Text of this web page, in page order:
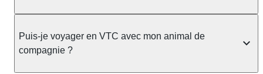
bagage
Le prix de la course ne change pas selon le
nombre de bagages. Si vous avez des bagages
réservation préalable et propose un prix fixe connu
à l'avance, sans mauvaise surprise ni frais cachés.
Chez Allocab, tous les chauffeurs sont des
prix de votre course est calculé et affiché avant la
validation de la réservation, puis fixé définitivement.
Puis-je voyager en VTC avec mon animal de
compagnie ?